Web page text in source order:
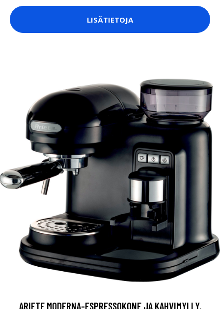
LISÄTIETOJA
ARIETE MODERNA-ESPRESSOKONE JA KAHVIMYLLY,